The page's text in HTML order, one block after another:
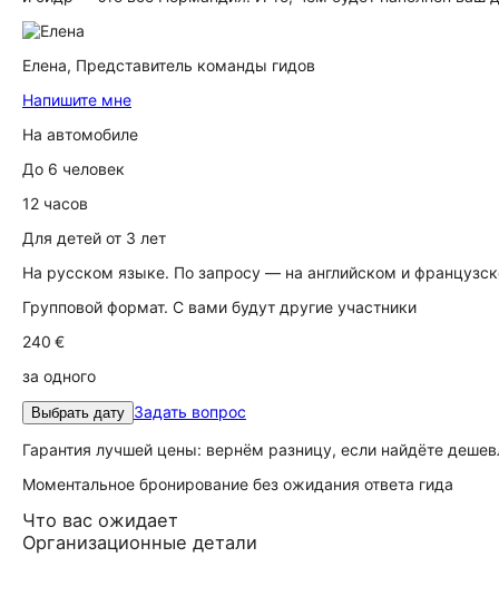
Елена, Представитель команды гидов
Напишите мне
На автомобиле
До 6 человек
12 часов
Для детей от 3 лет
На русском языке. По запросу — на английском и
Групповой формат. С вами будут другие участники
240 €
за одного
Выбрать дату Задать вопрос
Гарантия лучшей цены: вернём разницу, если найдёте
Моментальное бронирование без ожидания ответа гида
Что вас ожидает
Организационные детали